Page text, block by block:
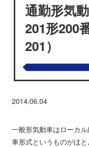
通勤形気
201形200
201）
2014.06.04
一般形気動車はローカ
車形式というものがほと